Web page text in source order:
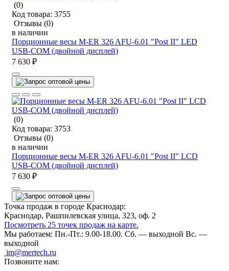
(0)
Код товара: 3755
Отзывы (0)
в наличии
Порционные весы M-ER 326 AFU-6.01 "Post II" LED
USB-COM (двойной дисплей)
7 630 ₽
(0)
Код товара: 3753
Отзывы (0)
в наличии
Порционные весы M-ER 326 AFU-6.01 "Post II" LCD
USB-COM (двойной дисплей)
7 630 ₽
Точка продаж в городе Краснодар:
Краснодар, Рашпилевская улица, 323, оф. 2
Посмотреть 25 точек продаж на карте.
Мы работаем: Пн.-Пт.: 9.00-18.00. Сб. — выходной Вс. —
выходной
im@mertech.ru
Позвоните нам: